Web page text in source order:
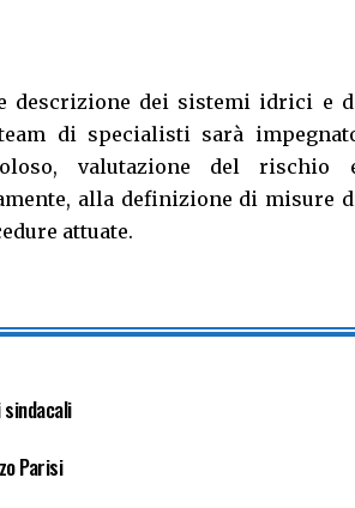
descrizione dei sistemi idrici e
di specialisti sarà
valutazione del rischio
alla definizione di misure
attuate.
Parisi